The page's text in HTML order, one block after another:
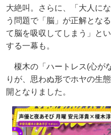
大絶叫。さらに、「大人に
う問題で「脳」が正解とな
て脳を吸収してしまう」と
する一幕も。
榎木の「ハートレス(心が
りが、思わぬ形でホヤの生
開となりました。